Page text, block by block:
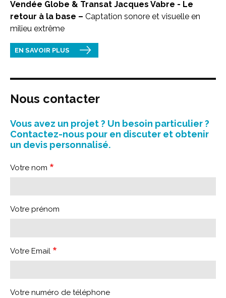
Vendée Globe & Transat Jacques Vabre - Le
retour à la base – Captation sonore et visuelle en
milieu extrême
EN SAVOIR PLUS
Nous contacter
Vous avez un projet ? Un besoin particulier ?
Contactez-nous pour en discuter et obtenir
un devis personnalisé.
Votre nom
Votre prénom
Votre Email
Votre numéro de téléphone